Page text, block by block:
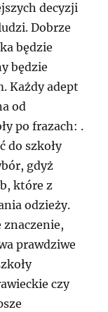
decyzji
Dobrze
będzie
będzie
Każdy adept
od
po frazach: .
do szkoły
gdyż
które z
odzieży.
znaczenie,
prawdziwe
czy